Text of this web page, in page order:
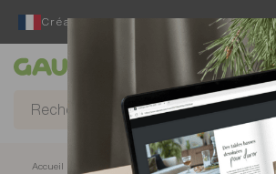
Créateur et fabricant français depuis
Gautier
Accueil Magasins de meubles à Puygouzon